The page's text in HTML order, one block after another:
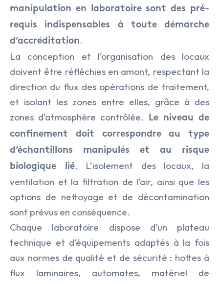
manipulation en laboratoire sont des pré-
requis indispensables à toute démarche
d’accréditation.
La conception et l’organisation des locaux
doivent être réfléchies en amont, respectant la
direction du flux des opérations de traitement,
et isolant les zones entre elles, grâce à des
zones d’atmosphère contrôlée.
Le niveau de
confinement doit correspondre au type
d’échantillons manipulés et au risque
biologique lié. L’isolement des locaux, la
ventilation et la filtration de l’air, ainsi que les
options de nettoyage et de décontamination
sont prévus en conséquence.
Chaque laboratoire dispose d’un plateau
technique et d’équipements adaptés à la fois
aux normes de qualité et de sécurité : hottes à
flux laminaires, automates, matériel de